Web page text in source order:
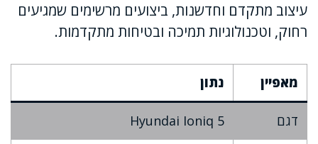
עיצוב מתקדם וחדשנות, ביצועים מרשימים שמגיעים
רחוק, וטכנולוגיות תמיכה ובטיחות מתקדמות.
מאפיין נתון
דגם Hyundai Ioniq 5